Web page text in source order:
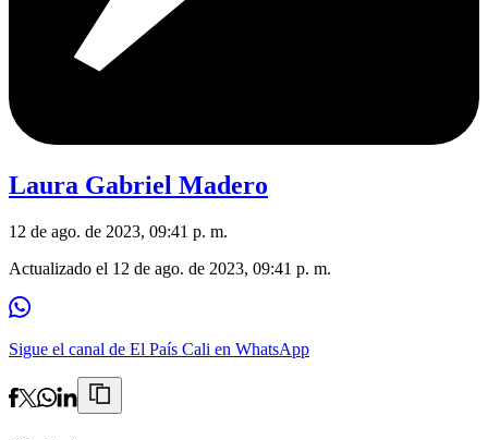
Laura Gabriel Madero
12 de ago. de 2023, 09:41 p. m.
Actualizado el 12 de ago. de 2023, 09:41 p. m.
Sigue el canal de El País Cali en WhatsApp